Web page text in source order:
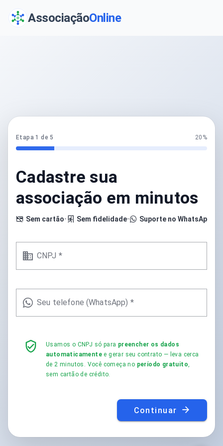
AssociaçãoOnline
Etapa 1 de 5 20%
Cadastre sua
associação em minutos
Sem cartão• Sem fidelidade• Suporte no WhatsApp
CNPJ *
Seu telefone (WhatsApp) *
Usamos o CNPJ só para preencher os dados
automaticamente e gerar seu contrato — leva cerca
de 2 minutos. Você começa no período gratuito,
sem cartão de crédito.
Continuar